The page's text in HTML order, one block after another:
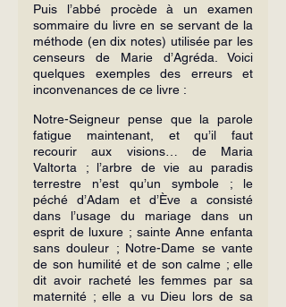
Puis l’abbé procède à un examen
sommaire du livre en se servant de la
mé­thode (en dix notes) utilisée par les
cen­seurs de Marie d’Agréda. Voici
quelques exemples des erreurs et
inconvenances de ce livre :
Notre-Seigneur pense que la parole
fatigue maintenant, et qu’il faut
recourir aux visions… de Maria
Valtorta ; l’arbre de vie au paradis
terrestre n’est qu’un symbole ; le
péché d’Adam et d’Ève a consisté
dans l’usage du mariage dans un
esprit de luxure ; sainte Anne enfanta
sans douleur ; Notre-Dame se vante
de son humilité et de son calme ; elle
dit avoir racheté les femmes par sa
maternité ; elle a vu Dieu lors de sa